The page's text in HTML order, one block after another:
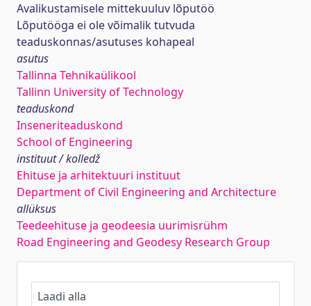
Avalikustamisele mittekuuluv lõputöö
Lõputööga ei ole võimalik tutvuda
teaduskonnas/asutuses kohapeal
asutus
Tallinna Tehnikaülikool
Tallinn University of Technology
teaduskond
Inseneriteaduskond
School of Engineering
instituut / kolledž
Ehituse ja arhitektuuri instituut
Department of Civil Engineering and Architecture
allüksus
Teedeehituse ja geodeesia uurimisrühm
Road Engineering and Geodesy Research Group
Laadi alla